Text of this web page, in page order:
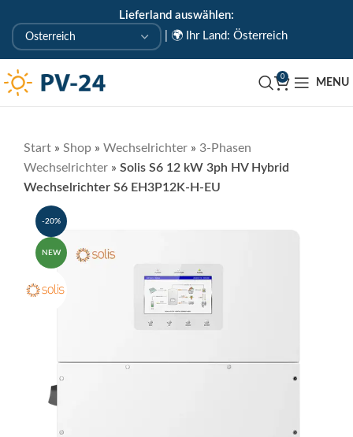
Lieferland auswählen:
🌍 Ihr Land: Österreich
0
MENU
Start » Shop » Wechselrichter » 3-Phasen
Wechselrichter » Solis S6 12 kW 3ph HV Hybrid
Wechselrichter S6 EH3P12K-H-EU
-20%
NEW
KOSTENLOSE ABHOLUNG IN UNSEREM ABHOLLAGER
🇦🇹 Uderns/Zillertal/Tirol